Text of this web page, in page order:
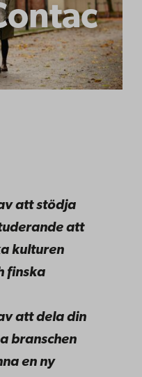
att stödja
att
kulturen
finska
att dela din
branschen
en ny